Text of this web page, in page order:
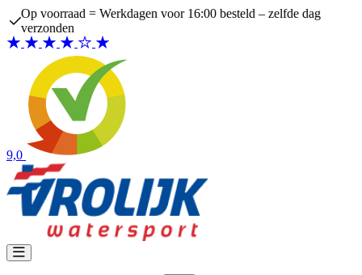
Ga naar de inhoud
Op voorraad = Werkdagen voor 16:00 besteld – zelfde dag
verzonden
9,0